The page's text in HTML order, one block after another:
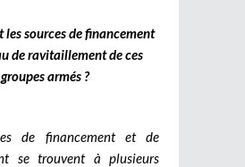
les sources de financement
de ravitaillement de ces
groupes armés ?
de financement et de
se trouvent à plusieurs